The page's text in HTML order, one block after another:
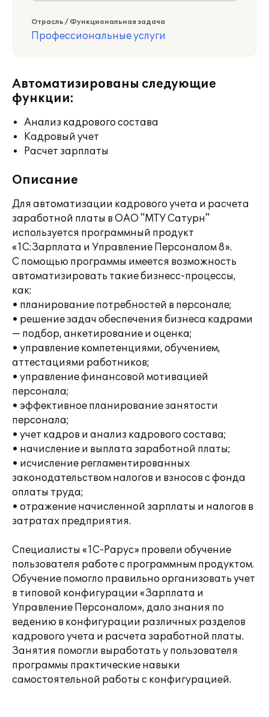
Отрасль / Функциональная задача
Профессиональные услуги
Автоматизированы следующие
функции:
Анализ кадрового состава
Кадровый учет
Расчет зарплаты
Описание
Для автоматизации кадрового учета и расчета
заработной платы в ОАО "МТУ Сатурн"
используется программный продукт
«1С:Зарплата и Управление Персоналом 8».
С помощью программы имеется возможность
автоматизировать такие бизнесс-процессы,
как:
• планирование потребностей в персонале;
• решение задач обеспечения бизнеса кадрами
— подбор, анкетирование и оценка;
• управление компетенциями, обучением,
аттестациями работников;
• управление финансовой мотивацией
персонала;
• эффективное планирование занятости
персонала;
• учет кадров и анализ кадрового состава;
• начисление и выплата заработной платы;
• исчисление регламентированных
законодательством налогов и взносов с фонда
оплаты труда;
• отражение начисленной зарплаты и налогов в
затратах предприятия.
Специалисты «1С-Рарус» провели обучение
пользователя работе с программным продуктом.
Обучение помогло правильно организовать учет
в типовой конфигурации «Зарплата и
Управление Персоналом», дало знания по
ведению в конфигурации различных разделов
кадрового учета и расчета заработной платы.
Занятия помогли выработать у пользователя
программы практические навыки
самостоятельной работы с конфигурацией.